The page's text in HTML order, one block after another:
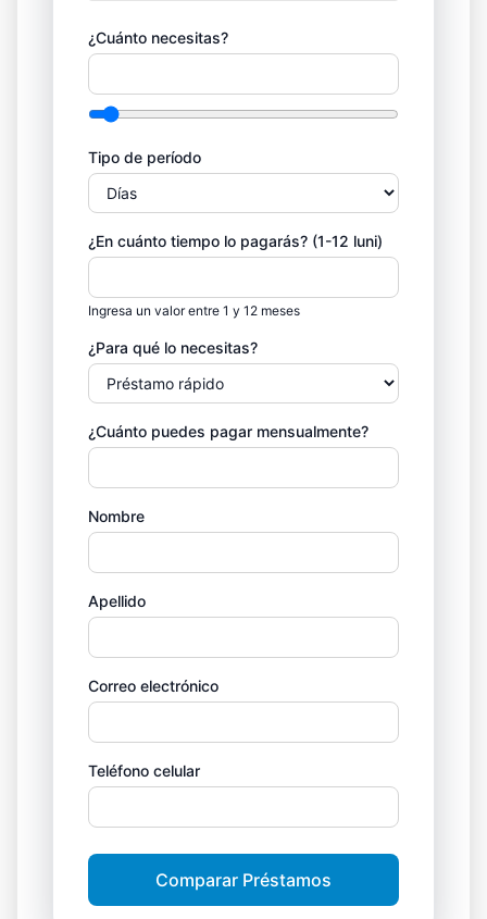
¿Cuánto necesitas?
Desliza para ajustar rápidamente el monto del
Tipo de período
¿En cuánto tiempo lo pagarás? (1-12 luni)
Ingresa un valor entre 1 y 12 meses
¿Para qué lo necesitas?
¿Cuánto puedes pagar mensualmente?
Nombre
Apellido
Correo electrónico
Teléfono celular
Comparar Préstamos